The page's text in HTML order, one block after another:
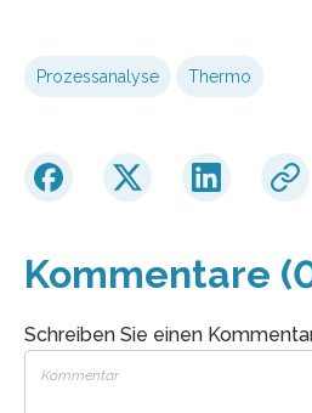
Prozessanalyse Thermo
Kommentare
Schreiben Sie einen